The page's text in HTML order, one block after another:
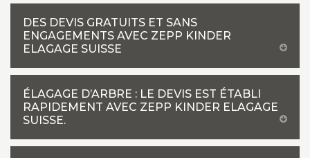
DES DEVIS GRATUITS ET SANS
ENGAGEMENTS AVEC ZEPP KINDER
ELAGAGE SUISSE
ÉLAGAGE D’ARBRE : LE DEVIS EST ÉTABLI
RAPIDEMENT AVEC ZEPP KINDER ELAGAGE
SUISSE.